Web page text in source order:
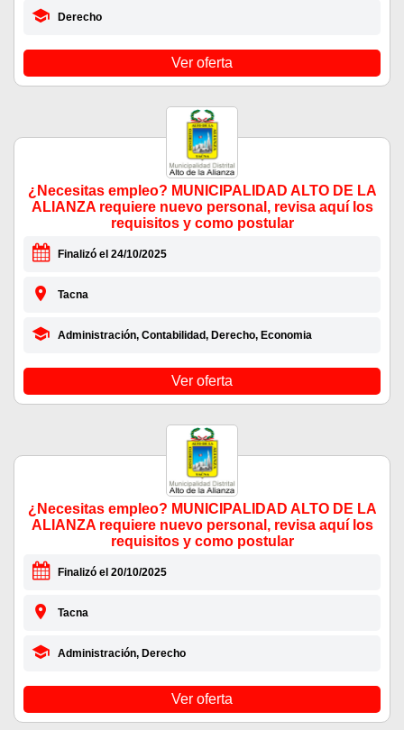
Derecho
Ver oferta
¿Necesitas empleo? MUNICIPALIDAD ALTO DE LA
ALIANZA requiere nuevo personal, revisa aquí los
requisitos y como postular
Finalizó el 24/10/2025
Tacna
Administración, Contabilidad, Derecho, Economia
Ver oferta
¿Necesitas empleo? MUNICIPALIDAD ALTO DE LA
ALIANZA requiere nuevo personal, revisa aquí los
requisitos y como postular
Finalizó el 20/10/2025
Tacna
Administración, Derecho
Ver oferta